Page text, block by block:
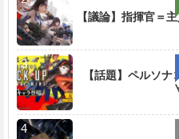
【議論】指揮官＝
【話題】ペルソ